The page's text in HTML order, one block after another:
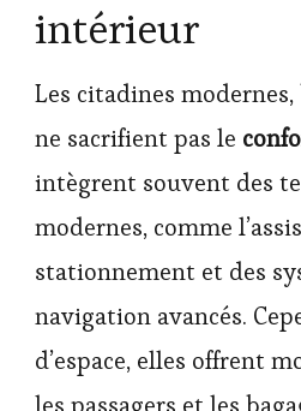
intérieur
Les citadines
ne sacrifient pas le
intègrent souvent des
modernes, comme
stationnement et des
navigation avancés.
d’espace, elles offrent
les passagers et les